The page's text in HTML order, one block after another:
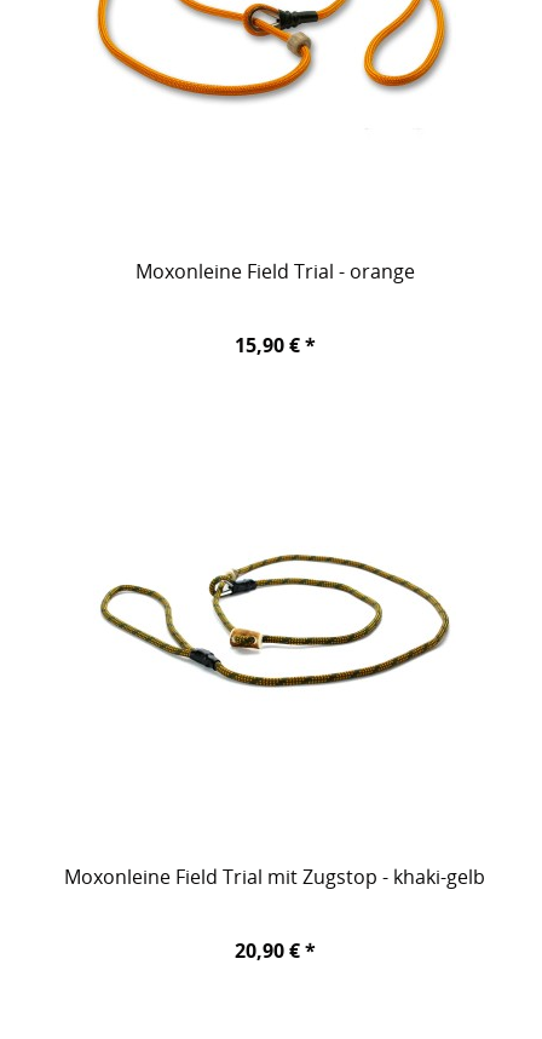
Moxonleine Field Trial - orange
15,90 € *
Moxonleine Field Trial mit Zugstop - khaki-gelb
20,90 € *